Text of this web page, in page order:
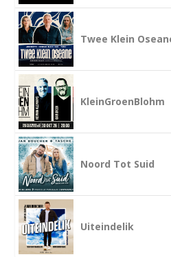
Twee Klein
KleinGroenBlohm
Noord Tot Suid
Uiteindelik